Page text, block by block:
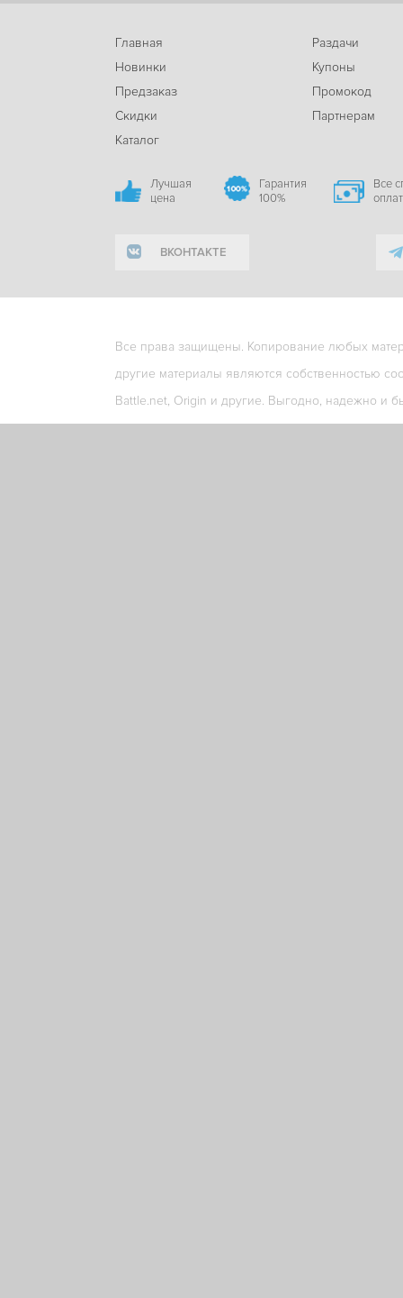
Главная
Новинки
Предзаказ
Скидки
Каталог
Раздачи
Купоны
Промокод
Партнерам
Лучшая
цена
Гарантия
100%
Все
ВКОНТАКТЕ
Все права защищены. Копирование любых
другие материалы являются собственностью
Battle.net, Origin и другие. Выгодно, надежно и